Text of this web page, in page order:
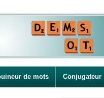
de mots Conjugateur